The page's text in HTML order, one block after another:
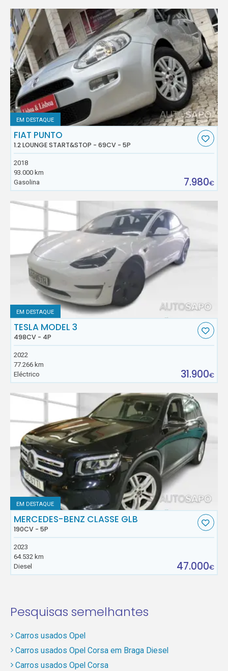
EM DESTAQUE
FIAT PUNTO
1.2 LOUNGE START&STOP - 69CV - 5P
2018
93.000 km
Gasolina
7.980€
EM DESTAQUE
TESLA MODEL 3
498CV - 4P
2022
77.266 km
Eléctrico
31.900€
EM DESTAQUE
MERCEDES-BENZ CLASSE GLB
190CV - 5P
2023
64.532 km
Diesel
47.000€
Pesquisas semelhantes
Carros usados Opel
Carros usados Opel Corsa em Braga Diesel
Carros usados Opel Corsa